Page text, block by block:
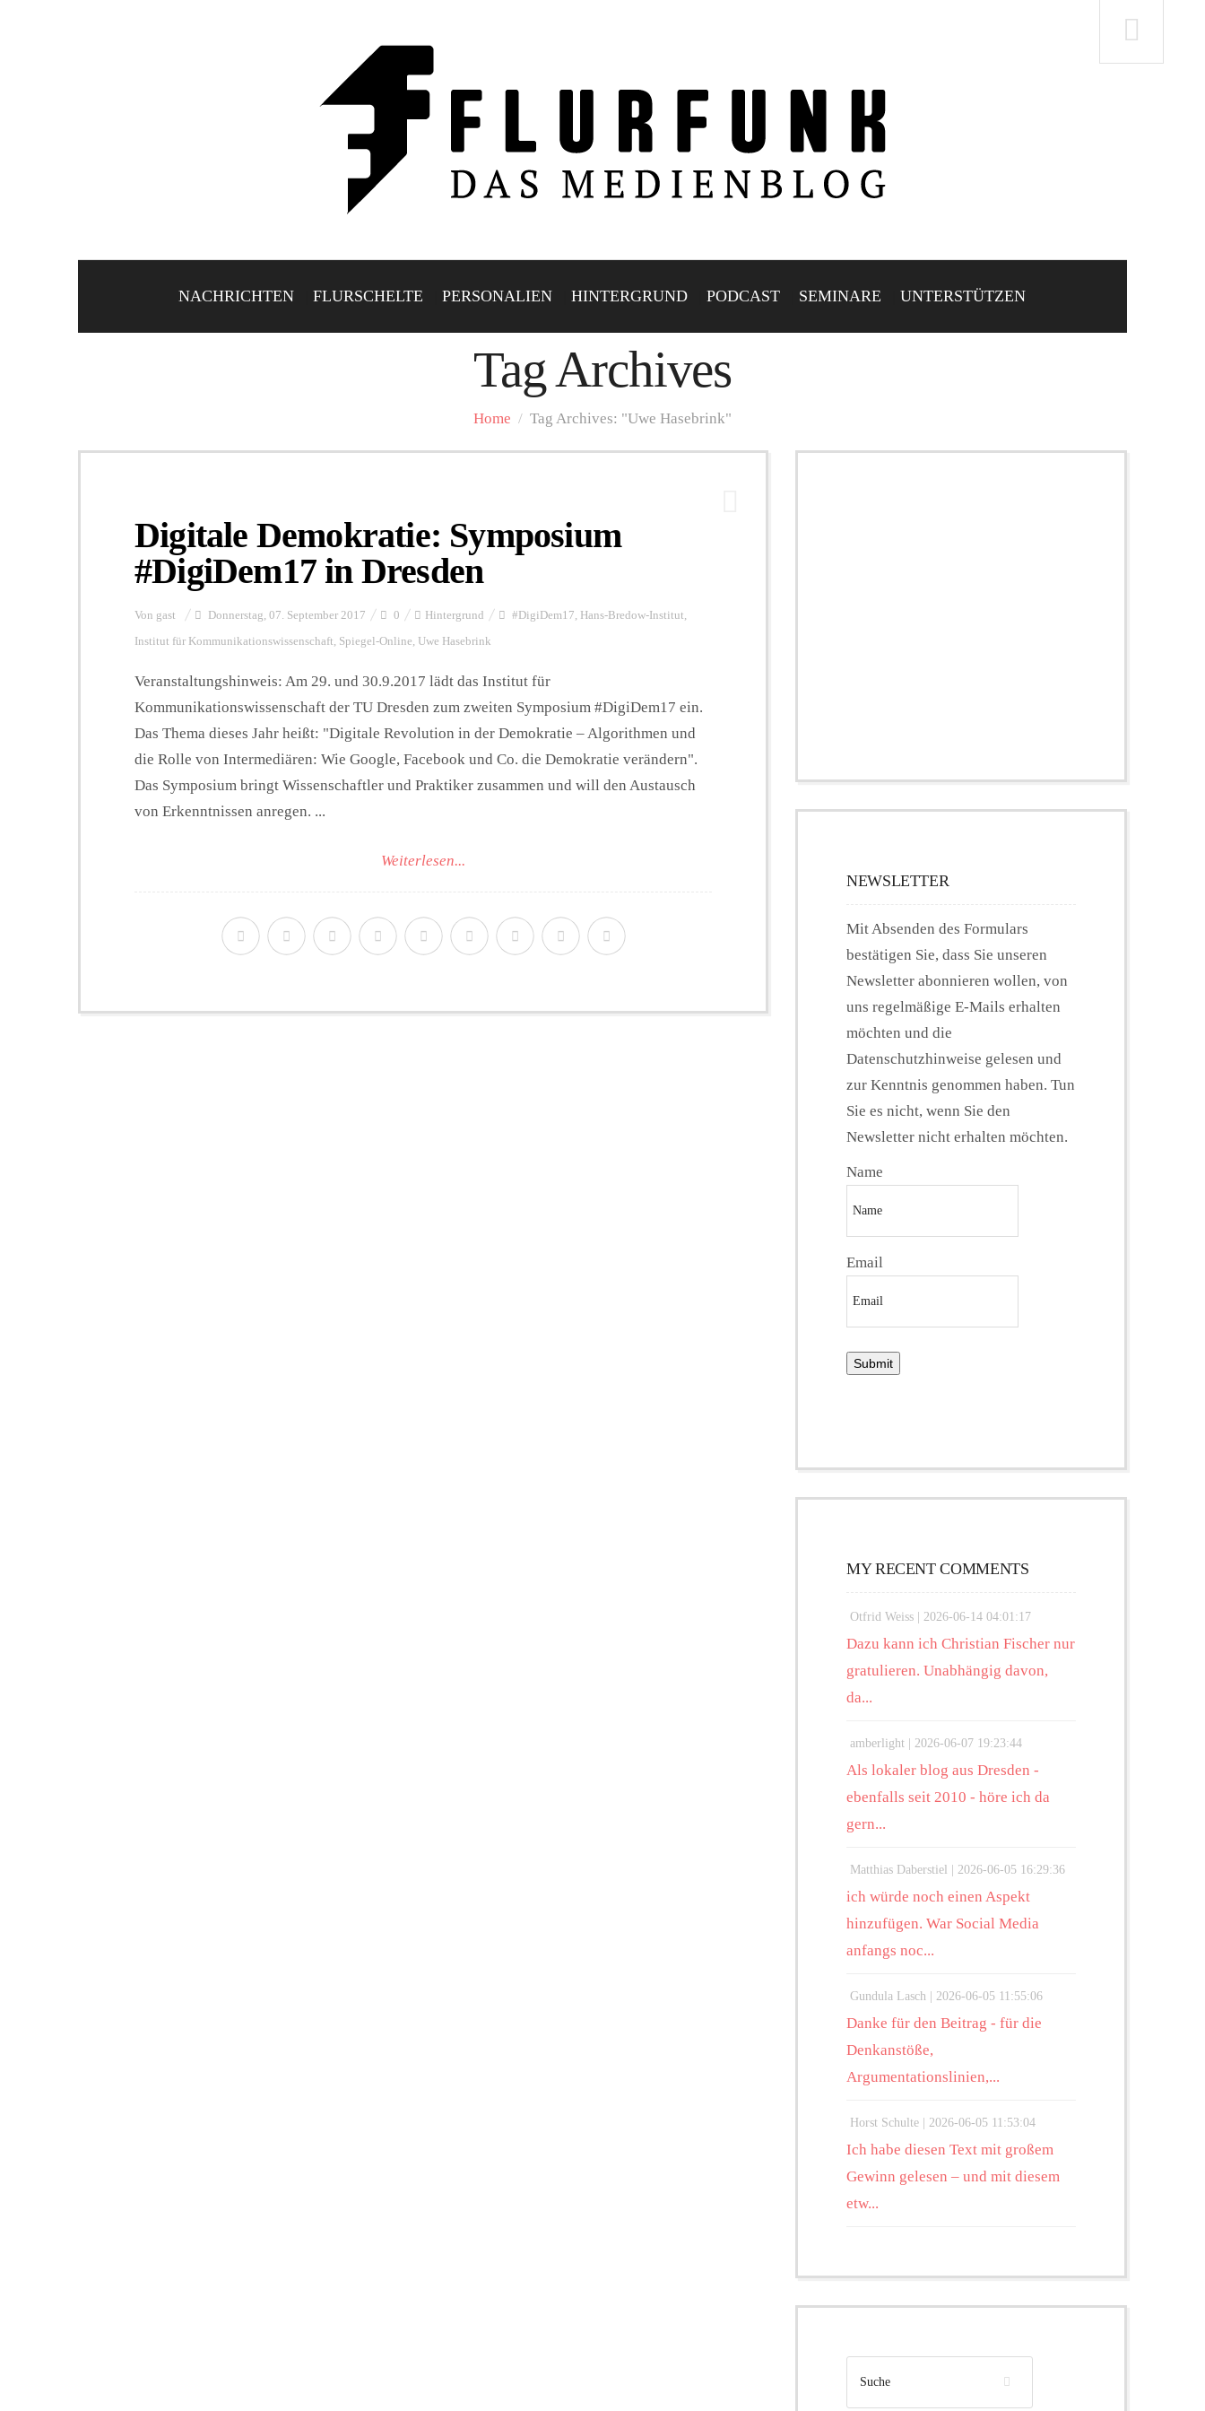
NACHRICHTEN FLURSCHELTE PERSONALIEN HINTERGRUND PODCAST SEMINARE UNTERSTÜTZEN
Tag Archives
Home / Tag Archives: "Uwe Hasebrink"
Digitale Demokratie: Symposium
#DigiDem17 in Dresden
Von gast Donnerstag, 07. September 2017 0 Hintergrund #DigiDem17, Hans-Bredow-Institut,
Institut für Kommunikationswissenschaft, Spiegel-Online, Uwe Hasebrink
Veranstaltungshinweis: Am 29. und 30.9.2017 lädt das Institut für
Kommunikationswissenschaft der TU Dresden zum zweiten Symposium #DigiDem17 ein.
Das Thema dieses Jahr heißt: "Digitale Revolution in der Demokratie – Algorithmen und
die Rolle von Intermediären: Wie Google, Facebook und Co. die Demokratie verändern".
Das Symposium bringt Wissenschaftler und Praktiker zusammen und will den Austausch
von Erkenntnissen anregen. ...
Weiterlesen...
NEWSLETTER
Mit Absenden des Formulars
bestätigen Sie, dass Sie unseren
Newsletter abonnieren wollen, von
uns regelmäßige E-Mails erhalten
möchten und die
Datenschutzhinweise gelesen und
zur Kenntnis genommen haben. Tun
Sie es nicht, wenn Sie den
Newsletter nicht erhalten möchten.
Name
Email
MY RECENT COMMENTS
Otfrid Weiss | 2026-06-14 04:01:17
Dazu kann ich Christian Fischer nur
gratulieren. Unabhängig davon,
da...
amberlight | 2026-06-07 19:23:44
Als lokaler blog aus Dresden -
ebenfalls seit 2010 - höre ich da
gern...
Matthias Daberstiel | 2026-06-05 16:29:36
ich würde noch einen Aspekt
hinzufügen. War Social Media
anfangs noc...
Gundula Lasch | 2026-06-05 11:55:06
Danke für den Beitrag - für die
Denkanstöße,
Argumentationslinien,...
Horst Schulte | 2026-06-05 11:53:04
Ich habe diesen Text mit großem
Gewinn gelesen – und mit diesem
etw...